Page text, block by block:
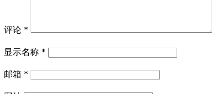
评论 *
显示名称 *
邮箱 *